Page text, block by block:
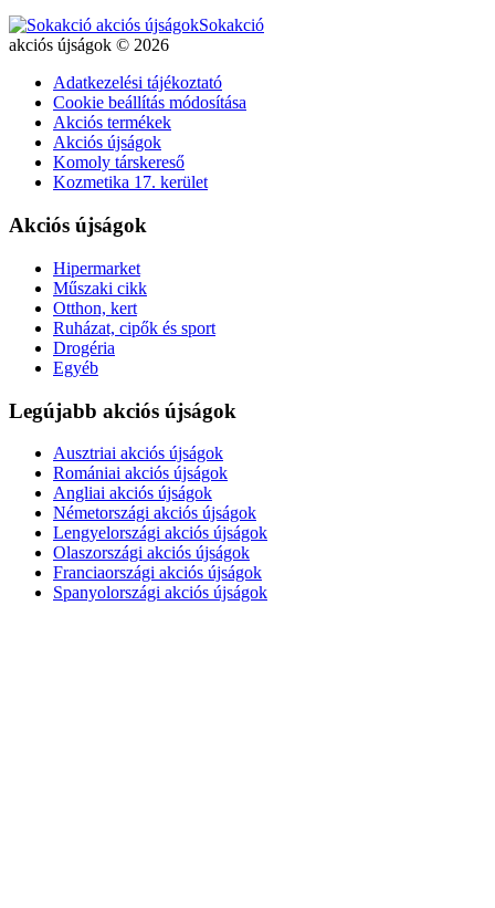
Sokakció
akciós újságok © 2026
Adatkezelési tájékoztató
Cookie beállítás módosítása
Akciós termékek
Akciós újságok
Komoly társkereső
Kozmetika 17. kerület
Akciós újságok
Hipermarket
Műszaki cikk
Otthon, kert
Ruházat, cipők és sport
Drogéria
Egyéb
Legújabb akciós újságok
Ausztriai akciós újságok
Romániai akciós újságok
Angliai akciós újságok
Németországi akciós újságok
Lengyelországi akciós újságok
Olaszországi akciós újságok
Franciaországi akciós újságok
Spanyolországi akciós újságok